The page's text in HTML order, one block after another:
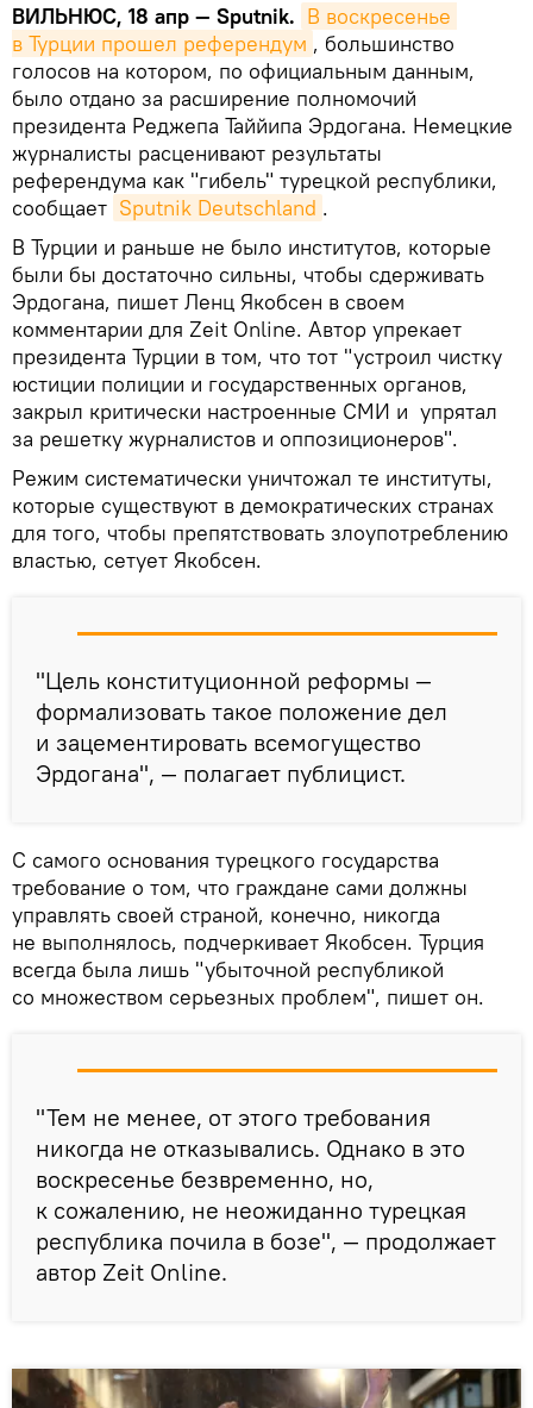
ВИЛЬНЮС, 18 апр — Sputnik. В воскресенье
в Турции прошел референдум , большинство
голосов на котором, по официальным данным,
было отдано за расширение полномочий
президента Реджепа Таййипа Эрдогана. Немецкие
журналисты расценивают результаты
референдума как "гибель" турецкой республики,
сообщает Sputnik Deutschland .
В Турции и раньше не было институтов, которые
были бы достаточно сильны, чтобы сдерживать
Эрдогана, пишет Ленц Якобсен в своем
комментарии для Zeit Online. Автор упрекает
президента Турции в том, что тот "устроил чистку
юстиции полиции и государственных органов,
закрыл критически настроенные СМИ и упрятал
за решетку журналистов и оппозиционеров".
Режим систематически уничтожал те институты,
которые существуют в демократических странах
для того, чтобы препятствовать злоупотреблению
властью, сетует Якобсен.
"Цель конституционной реформы —
формализовать такое положение дел
и зацементировать всемогущество
Эрдогана", — полагает публицист.
С самого основания турецкого государства
требование о том, что граждане сами должны
управлять своей страной, конечно, никогда
не выполнялось, подчеркивает Якобсен. Турция
всегда была лишь "убыточной республикой
со множеством серьезных проблем", пишет он.
"Тем не менее, от этого требования
никогда не отказывались. Однако в это
воскресенье безвременно, но,
к сожалению, не неожиданно турецкая
республика почила в бозе", — продолжает
автор Zeit Online.